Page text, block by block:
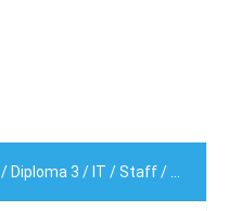
/ Diploma 3 / IT /Staff/